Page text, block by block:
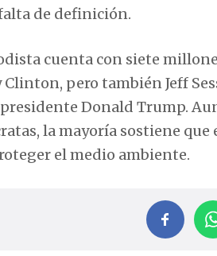
de definición.
cuenta con siete
pero también Jeff
Donald Trump.
la mayoría sostiene
el medio ambiente.